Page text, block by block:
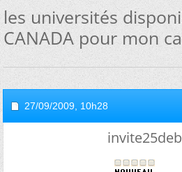
les universités
CANADA pour mon
27/09/2009, 10h28